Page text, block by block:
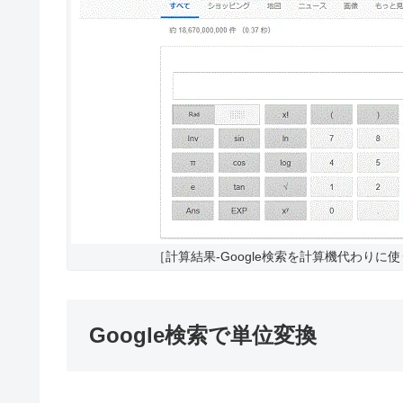
［計算結果-Google検索を計算機代わりに
Google検索で単位変換